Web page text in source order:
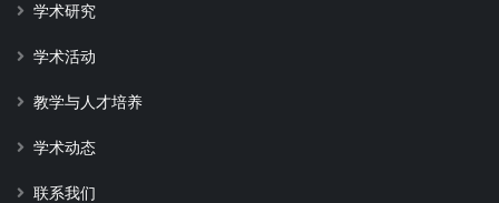
学术研究
学术活动
教学与人才培养
学术动态
联系我们